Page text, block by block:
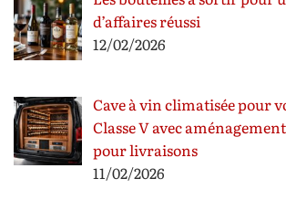
d’affaires réussi
12/02/2026
Cave à vin climatisée pour
Classe V avec
pour livraisons
11/02/2026